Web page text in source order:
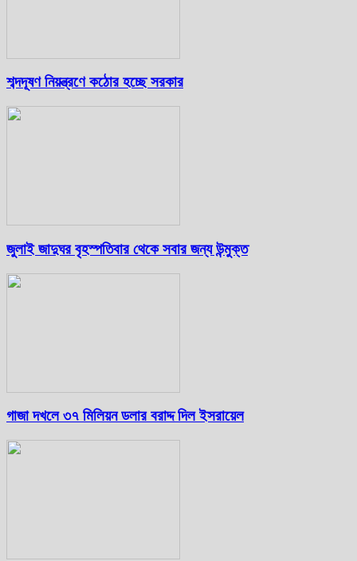
শব্দদূষণ নিয়ন্ত্রণে কঠোর হচ্ছে সরকার
জুলাই জাদুঘর বৃহস্পতিবার থেকে সবার জন্য উন্মুক্ত
গাজা দখলে ৩৭ মিলিয়ন ডলার বরাদ্দ দিল ইসরায়েল